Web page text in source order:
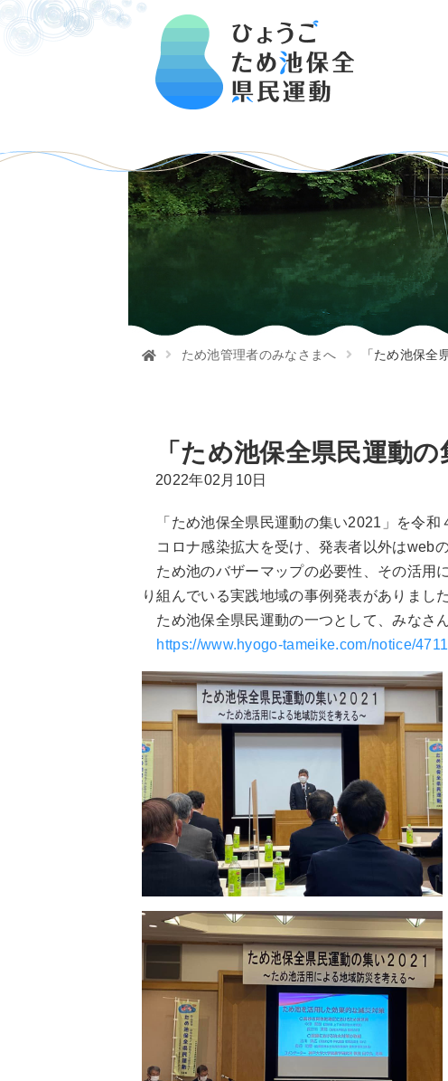
ため池管理者のみなさまへ 「ため池保全
「ため池保全県民運動
2022年02月10日
「ため池保全県民運動の集い2021」を令和
コロナ感染拡大を受け、発表者以外はweb
ため池のバザーマップの必要性、その活用
り組んでいる実践地域の事例発表がありました
ため池保全県民運動の一つとして、みなさ
https://www.hyogo-tameike.com/notice/